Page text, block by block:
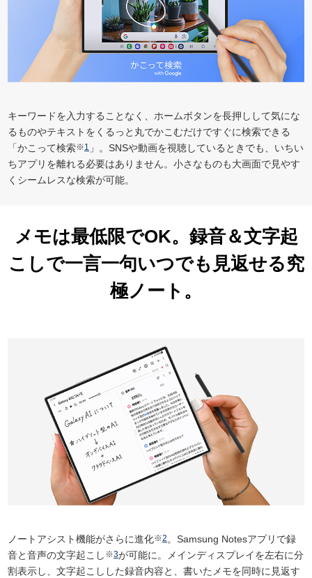
キーワードを入力することなく、ホームボタンを長押しして気にな
るものやテキストをくるっと丸でかこむだけですぐに検索できる
「かこって検索※1 」。SNSや動画を視聴しているときでも、いちい
ちアプリを離れる必要はありません。小さなものも大画面で見やす
くシームレスな検索が可能。
メモは最低限でOK。 録音＆文字起
こしで一言一句いつでも見返せる究
極ノート。
ノートアシスト機能がさらに進化※2 。Samsung Notesアプリで録
音と音声の文字起こし ※3が可能に。メインディスプレイを左右に分
割表示し、文字起こしした録音内容と、書いたメモを同時に見返す